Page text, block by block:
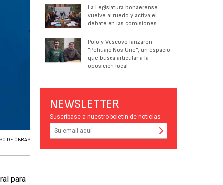
DE OBRAS
para
La Legislatura bonaerense
vuelve al ruedo y activa el
debate en las comisiones
Polo y Vescovo lanzaron
"Pehuajó Nos Une", un espacio
que busca articular a la
oposición local
NEWSLETTER
Suscríbase a nuestro boletín de noticias